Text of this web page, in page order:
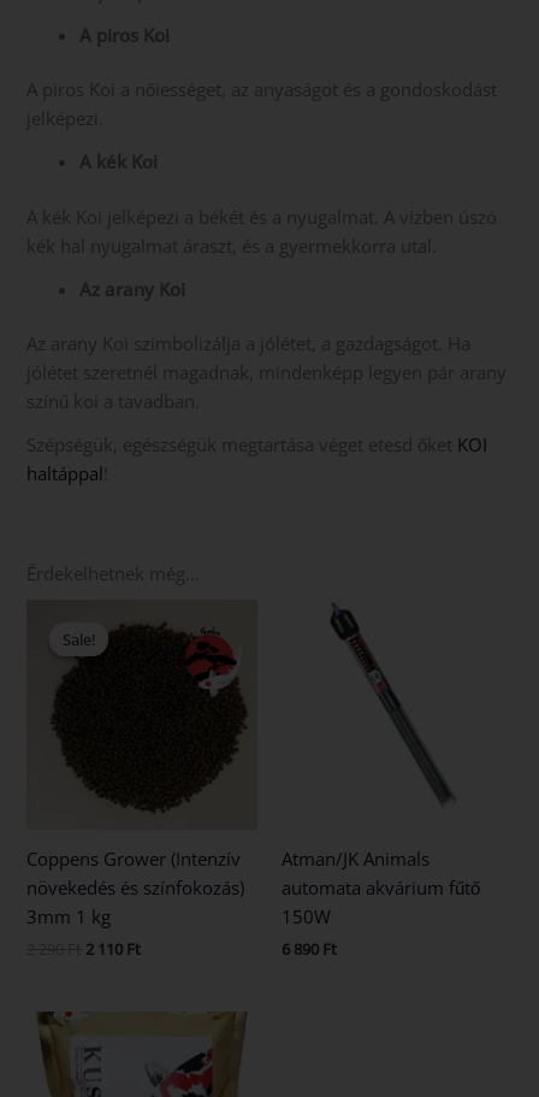
A piros Koi
A piros Koi a nőiességet, az anyaságot és a gondoskodást
jelképezi.
A kék Koi
A kék Koi jelképezi a békét és a nyugalmat. A vízben úszó
kék hal nyugalmat áraszt, és a gyermekkorra utal.
Az arany Koi
Az arany Koi szimbolizálja a jólétet, a gazdagságot. Ha
jólétet szeretnél magadnak, mindenképp legyen pár arany
színű koi a tavadban.
Szépségük, egészségük megtartása véget etesd őket KOI
haltáppal
Érdekelhetnek még…
Sale!
Sale!
Coppens Grower (Intenzív
növekedés és színfokozás)
3mm 1 kg
price
was:
2 110 Ft
price
Atman/JK Animals
automata akvárium fűtő
150W
6 890 Ft